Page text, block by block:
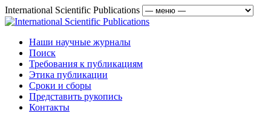
International Scientific Publications
Наши научные журналы
Поиск
Требования к публикациям
Этика публикации
Сроки и сборы
Представить рукопись
Контакты